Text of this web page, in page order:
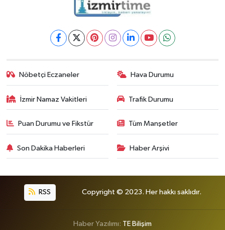
Nöbetçi Eczaneler Hava Durumu
İzmir Namaz Vakitleri Trafik Durumu
Puan Durumu ve Fikstür Tüm Manşetler
Son Dakika Haberleri Haber Arşivi
RSS Copyright © 2023. Her hakkı saklıdır.
Haber Yazılımı: TE Bilişim